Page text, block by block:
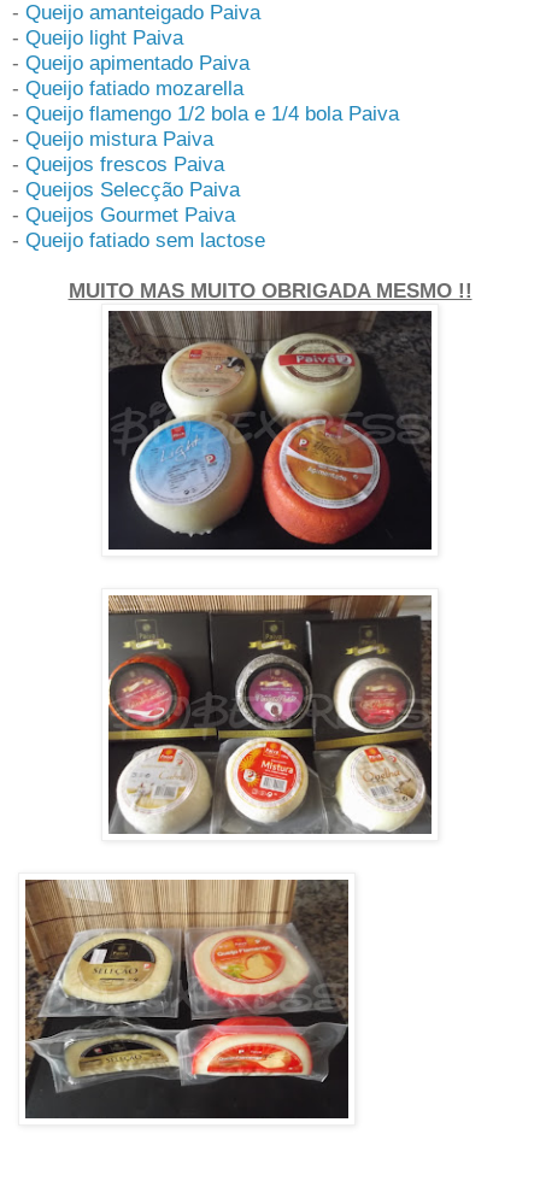
- Queijo amanteigado Paiva
- Queijo light Paiva
- Queijo apimentado Paiva
- Queijo fatiado mozarella
- Queijo flamengo 1/2 bola e 1/4 bola Paiva
- Queijo mistura Paiva
- Queijos frescos Paiva
- Queijos Selecção Paiva
- Queijos Gourmet Paiva
- Queijo fatiado sem lactose
MUITO MAS MUITO OBRIGADA MESMO !!